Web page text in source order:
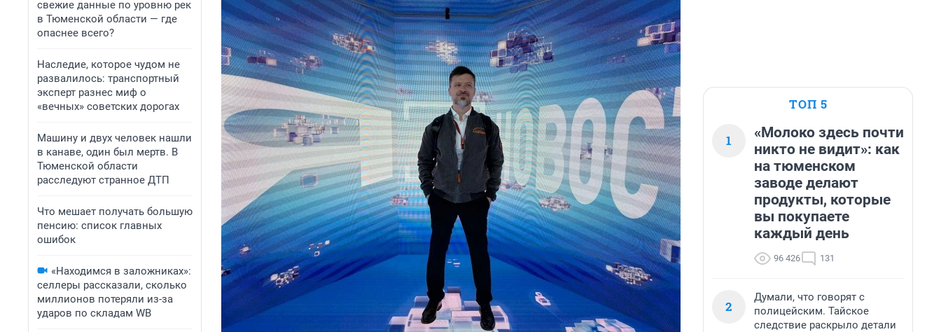
свежие данные по уровню рек
в Тюменской области — где
опаснее всего?
Наследие, которое чудом не
развалилось: транспортный
эксперт разнес миф о
«вечных» советских дорогах
Машину и двух человек нашли
в канаве, один был мертв. В
Тюменской области
расследуют странное ДТП
Что мешает получать большую
пенсию: список главных
ошибок
«Находимся в заложниках»:
селлеры рассказали, сколько
миллионов потеряли из-за
ударов по складам WB
ТОП 5
1
«Молоко здесь почти
никто не видит»: как
на тюменском
заводе делают
продукты, которые
вы покупаете
каждый день
96 426 131
2
Думали, что говорят с
полицейским. Тайское
следствие раскрыло детали